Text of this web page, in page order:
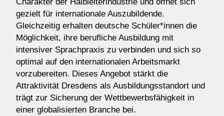
gezielt für internationale Auszubildende.
Gleichzeitig erhalten deutsche Schüler*innen die
Möglichkeit, ihre berufliche Ausbildung mit
intensiver Sprachpraxis zu verbinden und sich so
optimal auf den internationalen Arbeitsmarkt
vorzubereiten. Dieses Angebot stärkt die
Attraktivität Dresdens als Ausbildungsstandort und
trägt zur Sicherung der Wettbewerbsfähigkeit in
einer globalisierten Branche bei.